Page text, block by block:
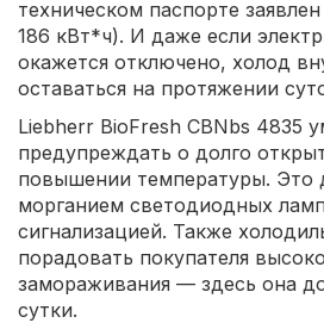
техническом паспорте
186 кВт*ч). И даже если
окажется отключено, холод
оставаться на протяжении
Liebherr BioFresh CBNbs 4835
предупреждать о долго
повышении температуры. Это
морганием светодиодных
сигнализацией. Также
порадовать покупателя
замораживания — здесь она
сутки.